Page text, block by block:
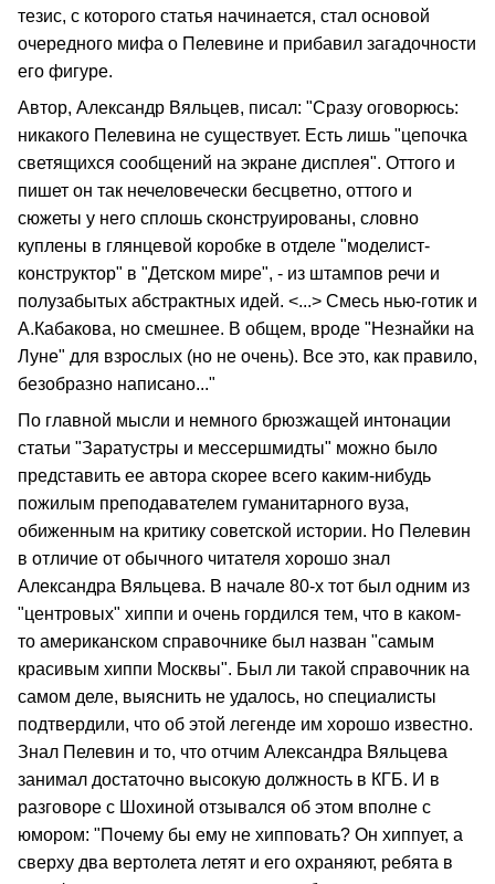
тезис, с которого статья начинается, стал основой
очередного мифа о Пелевине и прибавил загадочности
его фигуре.
Автор, Александр Вяльцев, писал: "Сразу оговорюсь:
никакого Пелевина не существует. Есть лишь "цепочка
светящихся сообщений на экране дисплея". Оттого и
пишет он так нечеловечески бесцветно, оттого и
сюжеты у него сплошь сконструированы, словно
куплены в глянцевой коробке в отделе "моделист-
конструктор" в "Детском мире", - из штампов речи и
полузабытых абстрактных идей. <...> Смесь нью-готик и
А.Кабакова, но смешнее. В общем, вроде "Незнайки на
Луне" для взрослых (но не очень). Все это, как правило,
безобразно написано..."
По главной мысли и немного брюзжащей интонации
статьи "Заратустры и мессершмидты" можно было
представить ее автора скорее всего каким-нибудь
пожилым преподавателем гуманитарного вуза,
обиженным на критику советской истории. Но Пелевин
в отличие от обычного читателя хорошо знал
Александра Вяльцева. В начале 80-х тот был одним из
"центровых" хиппи и очень гордился тем, что в каком-
то американском справочнике был назван "самым
красивым хиппи Москвы". Был ли такой справочник на
самом деле, выяснить не удалось, но специалисты
подтвердили, что об этой легенде им хорошо известно.
Знал Пелевин и то, что отчим Александра Вяльцева
занимал достаточно высокую должность в КГБ. И в
разговоре с Шохиной отзывался об этом вполне с
юмором: "Почему бы ему не хипповать? Он хиппует, а
сверху два вертолета летят и его охраняют, ребята в